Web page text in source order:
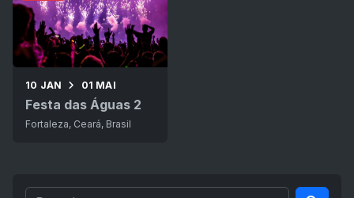
10 JAN 01 MAI
Festa das Águas 2
Fortaleza, Ceará, Brasil